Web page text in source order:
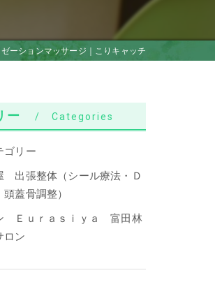
ーションマッサージ｜こりキャッチ
ー Categories
ゴリー
出張整体（シール療法・Ｄ
頭蓋骨調整）
Ｅｕｒａｓｉｙａ 富田林
ロン